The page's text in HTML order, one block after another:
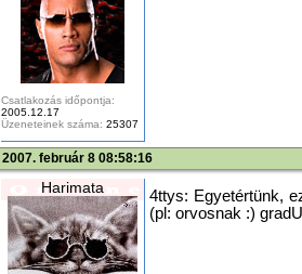
Csatlakozás időpontja:
2005.12.17
Üzeneteinek száma: 25307
2007. február 8 08:58:16
Harimata
4ttys: Egyetértünk,
(pl: orvosnak :)